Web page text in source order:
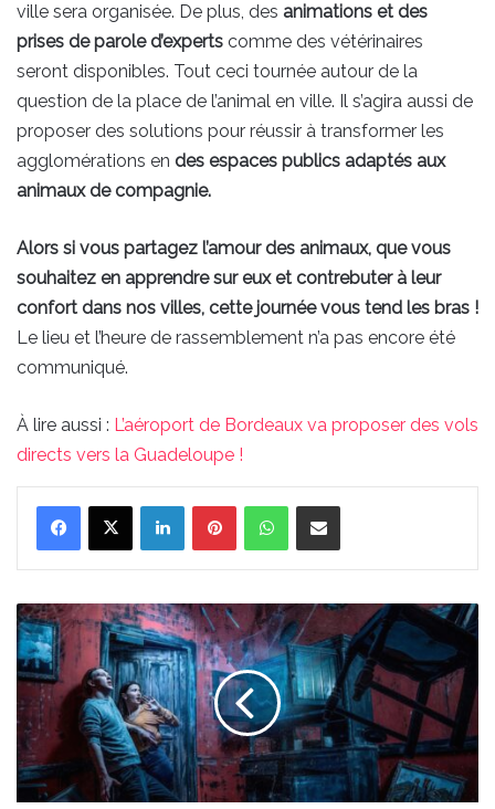
ville sera organisée. De plus, des animations et des
prises de parole d’experts comme des vétérinaires
seront disponibles. Tout ceci tournée autour de la
question de la place de l’animal en ville. Il s’agira aussi de
proposer des solutions pour réussir à transformer les
agglomérations en des espaces publics adaptés aux
animaux de compagnie.
Alors si vous partagez l’amour des animaux, que vous
souhaitez en apprendre sur eux et contrebuter à leur
confort dans nos villes, cette journée vous tend les bras !
Le lieu et l’heure de rassemblement n’a pas encore été
communiqué.
À lire aussi : L’aéroport de Bordeaux va proposer des vols
directs vers la Guadeloupe !
LinkedinPinterestWhatsAppPartager par email
Une
escape
game
100%
horreur
dans
un
bar
à